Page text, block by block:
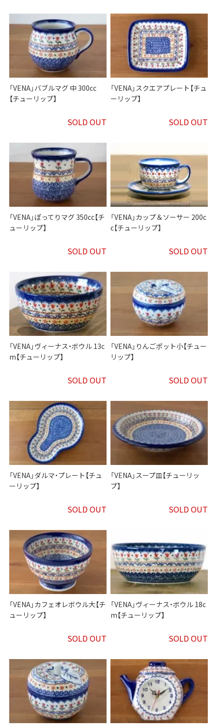
「VENA」バブルマグ 中 300cc
【チューリップ】
SOLD OUT
「VENA」スクエアプレート【チュ
ーリップ】
SOLD OUT
「VENA」ぽってりマグ 350cc【チ
ューリップ】
SOLD OUT
「VENA」カップ＆ソーサー 200c
c【チューリップ】
SOLD OUT
「VENA」ヴィーナス・ボウル 13c
m【チューリップ】
SOLD OUT
「VENA」りんごポット小【チュー
リップ】
SOLD OUT
「VENA」ダルマ・プレート【チュ
ーリップ】
SOLD OUT
「VENA」スープ皿【チューリッ
プ】
SOLD OUT
「VENA」カフェオレボウル大【チ
ューリップ】
SOLD OUT
「VENA」ヴィーナス・ボウル 18c
m【チューリップ】
SOLD OUT